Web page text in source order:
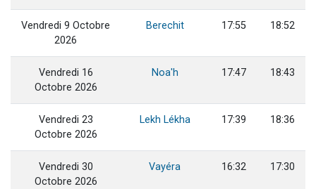
Vendredi 9 Octobre
2026
Berechit 17:55 18:52
Vendredi 16
Octobre 2026
Noa'h 17:47 18:43
Vendredi 23
Octobre 2026
Lekh Lékha 17:39 18:36
Vendredi 30
Octobre 2026
Vayéra 16:32 17:30